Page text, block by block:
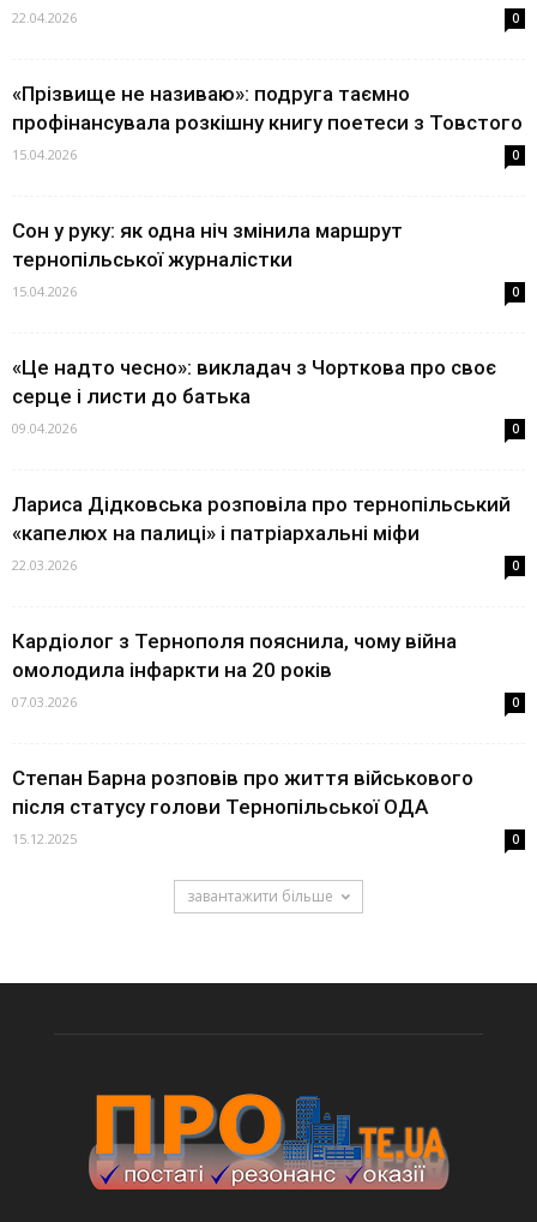
22.04.2026 0
«Прізвище не називаю»: подруга таємно
профінансувала розкішну книгу поетеси з Товстого
15.04.2026 0
Сон у руку: як одна ніч змінила маршрут
тернопільської журналістки
15.04.2026 0
«Це надто чесно»: викладач з Чорткова про своє
серце і листи до батька
09.04.2026 0
Лариса Дідковська розповіла про тернопільський
«капелюх на палиці» і патріархальні міфи
22.03.2026 0
Кардіолог з Тернополя пояснила, чому війна
омолодила інфаркти на 20 років
07.03.2026 0
Степан Барна розповів про життя військового
після статусу голови Тернопільської ОДА
15.12.2025 0
завантажити більше